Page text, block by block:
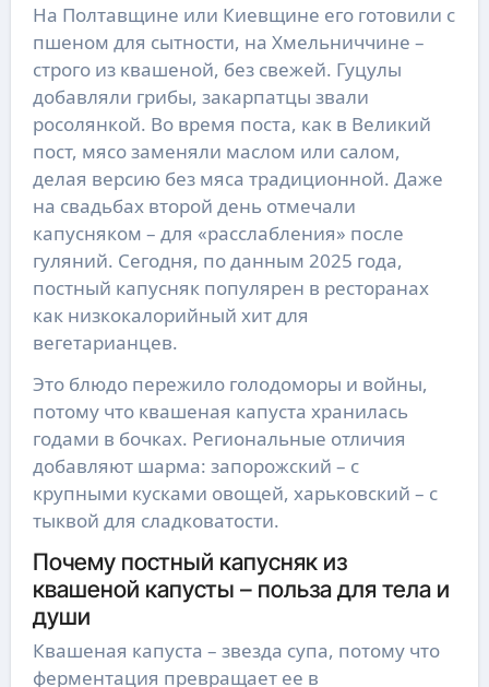
На Полтавщине или Киевщине его готовили с
пшеном для сытности, на Хмельниччине –
строго из квашеной, без свежей. Гуцулы
добавляли грибы, закарпатцы звали
росолянкой. Во время поста, как в Великий
пост, мясо заменяли маслом или салом,
делая версию без мяса традиционной. Даже
на свадьбах второй день отмечали
капусняком – для «расслабления» после
гуляний. Сегодня, по данным 2025 года,
постный капусняк популярен в ресторанах
как низкокалорийный хит для
вегетарианцев.
Это блюдо пережило голодоморы и войны,
потому что квашеная капуста хранилась
годами в бочках. Региональные отличия
добавляют шарма: запорожский – с
крупными кусками овощей, харьковский – с
тыквой для сладковатости.
Почему постный капусняк из
квашеной капусты – польза для тела и
души
Квашеная капуста – звезда супа, потому что
ферментация превращает ее в